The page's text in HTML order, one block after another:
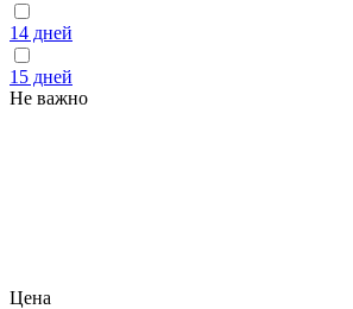
14 дней
15 дней
Не важно
Цена